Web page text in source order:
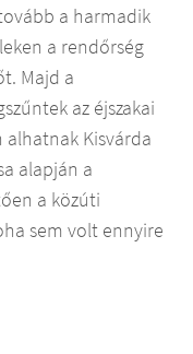
a harmadik
a rendőrség
Majd a
az éjszakai
Kisvárda
alapján a
a közúti
sem volt ennyire